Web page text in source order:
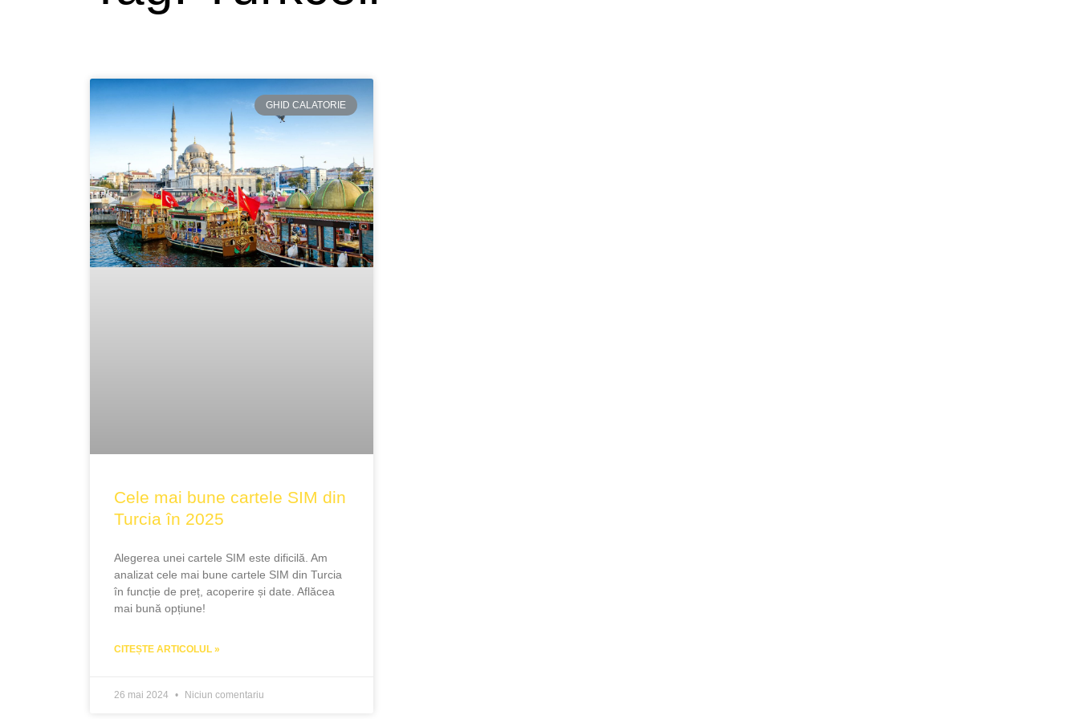
GHID CALATORIE
Cele mai bune cartele SIM din
Turcia în 2025
Alegerea unei cartele SIM este dificilă. Am
analizat cele mai bune cartele SIM din Turcia
în funcție de preț, acoperire și date. Aflăcea
mai bună opțiune!
CITEȘTE ARTICOLUL »
26 mai 2024 Niciun comentariu